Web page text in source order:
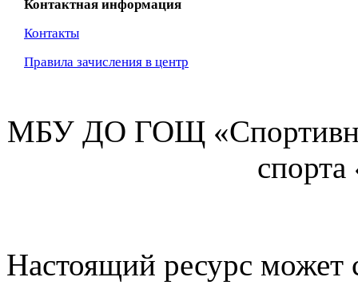
Контактная информация
Контакты
Правила зачисления в центр
МБУ ДО ГОЩ
Настоящий ресурс может